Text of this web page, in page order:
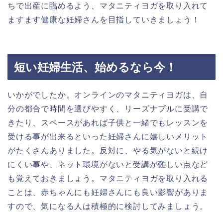
ちで出産に臨めるよう、マタニティヨガを取り入れて
ますます健康な妊婦さんを目指していきましょう！
短い妊婦生活、始めるなら今！
いかがでしたか。オンラインのマタニティヨガは、自
分の都合で時間を選びやすく、リーズナブルに受講で
きたり、スペースがあれば子供と一緒でもレッスンを
受ける事が出来るといった妊婦さんに嬉しいメリット
がたくさんありました。反対に、やる気がないと続け
にくい事や、ネット環境がないと受講が難しい点など
も覚えておきましょう。マタニティヨガを取り入れる
ことは、赤ちゃんにも妊婦さんにも良い影響がありま
すので、気になる人は積極的に検討してみましょう。